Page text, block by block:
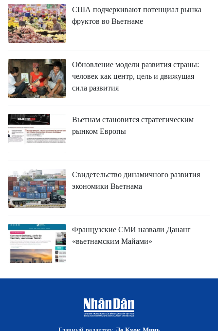
США подчеркивают потенциал рынка
фруктов во Вьетнаме
Обновление модели развития страны:
человек как центр, цель и движущая
сила развития
Вьетнам становится стратегическим
рынком Европы
Свидетельство динамичного развития
экономики Вьетнама
Французские СМИ назвали Дананг
«вьетнамским Майами»